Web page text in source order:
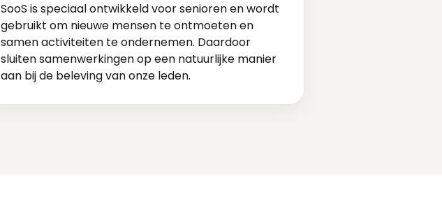
SooS is speciaal ontwikkeld voor senioren en wordt
gebruikt om nieuwe mensen te ontmoeten en
samen activiteiten te ondernemen. Daardoor
sluiten samenwerkingen op een natuurlijke manier
aan bij de beleving van onze leden.